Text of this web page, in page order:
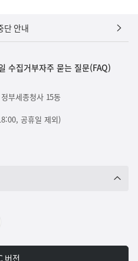
단 안내
수집거부자주 묻는 질문(FAQ)
부세종청사 15동
공휴일 제외)
버전